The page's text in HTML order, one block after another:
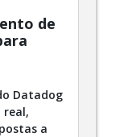
de
Datadog
real,
a